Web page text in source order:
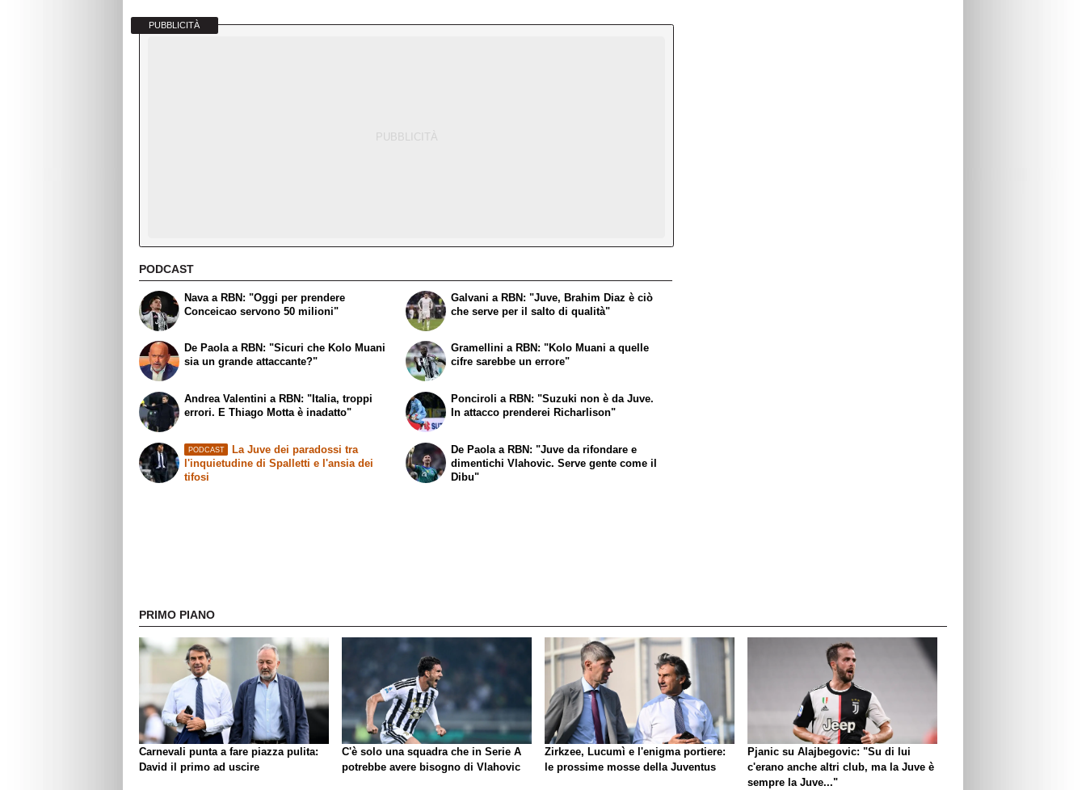
PUBBLICITÀ
PODCAST
Nava a RBN: "Oggi per prendere
Conceicao servono 50 milioni"
De Paola a RBN: "Sicuri che Kolo Muani
sia un grande attaccante?"
Galvani a RBN: "Juve, Brahim Diaz è ciò
che serve per il salto di qualità"
Gramellini a RBN: "Kolo Muani a quelle
cifre sarebbe un errore"
Andrea Valentini a RBN: "Italia, troppi
errori. E Thiago Motta è inadatto"
PODCAST
La Juve dei paradossi tra
l'inquietudine di Spalletti e l'ansia dei
tifosi
Ponciroli a RBN: "Suzuki non è da Juve.
In attacco prenderei Richarlison"
De Paola a RBN: "Juve da rifondare e
dimentichi Vlahovic. Serve gente come il
Dibu"
PRIMO PIANO
Carnevali punta a fare piazza pulita:
David il primo ad uscire
C'è solo una squadra che in Serie A
potrebbe avere bisogno di Vlahovic
Zirkzee, Lucumì e l'enigma portiere:
le prossime mosse della Juventus
Pjanic su Alajbegovic: "Su di lui
c'erano anche altri club, ma la Juve è
sempre la Juve..."